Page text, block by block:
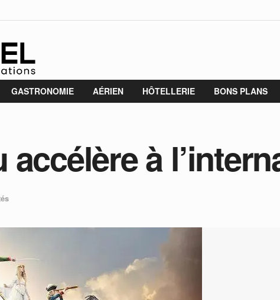
GASTRONOMIE AÉRIEN HÔTELLERIE BONS PLANS
accélère à